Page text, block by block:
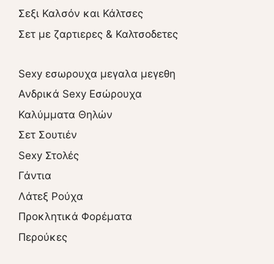
Σεξι Καλσόν και Κάλτσες
Σετ με ζαρτιερες & Καλτσοδετες
Sexy εσωρουχα μεγαλα μεγεθη
Ανδρικά Sexy Εσώρουχα
Καλύμματα Θηλών
Σετ Σουτιέν
Sexy Στολές
Γάντια
Λάτεξ Ρούχα
Προκλητικά Φορέματα
Περούκες